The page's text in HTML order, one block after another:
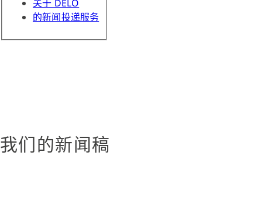
关于 DELO
的新闻投递服务
我们的新闻稿